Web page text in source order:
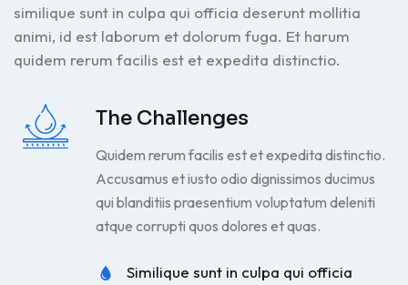
similique sunt in culpa qui officia deserunt mollitia
animi, id est laborum et dolorum fuga. Et harum
quidem rerum facilis est et expedita distinctio.
The Challenges
Quidem rerum facilis est et expedita distinctio.
Accusamus et iusto odio dignissimos ducimus
qui blanditiis praesentium voluptatum deleniti
atque corrupti quos dolores et quas.
Similique sunt in culpa qui officia